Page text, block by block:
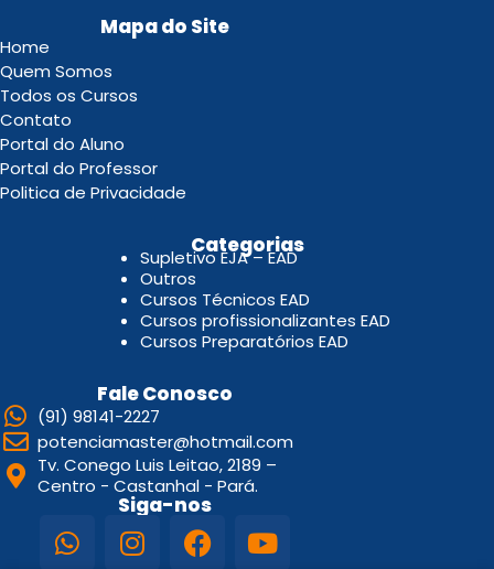
Mapa do Site
Home
Quem Somos
Todos os Cursos
Contato
Portal do Aluno
Portal do Professor
Politica de Privacidade
Categorias
Supletivo EJA – EAD
Outros
Cursos Técnicos EAD
Cursos profissionalizantes EAD
Cursos Preparatórios EAD
Fale Conosco
(91) 98141-2227
potenciamaster@hotmail.com
Tv. Conego Luis Leitao, 2189 –
Centro - Castanhal - Pará.
Siga-nos